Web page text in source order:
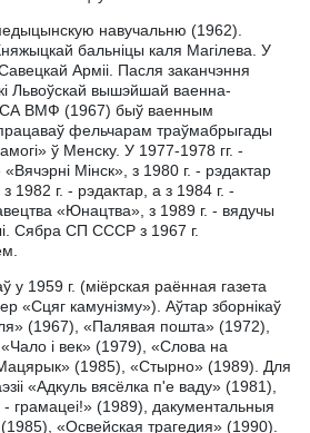
навучальню (1962).
бальніцы каля Магілева. У
Арміі. Пасля заканчэння
Львоўскай вышэйшай ваенна-
СА ВМФ (1967) быў ваенным
фельчарам траўмабрыгады
ў Менску. У 1977-1978 гг. -
Мінск», з 1980 г. - рэдактар
1982 г. - рэдактар, а з 1984 г. -
«Юнацтва», з 1989 г. - вядучы
Сябра СП СССР з 1967 г.
1959 г. (міёрская раённая газета
«Сцяг камунізму»). Аўтар зборнікаў
(1967), «Палявая пошта» (1972),
і век» (1979), «Слова на
(1985), «Стырно» (1989). Для
«Адкуль вясёлка п'е ваду» (1981),
(1989), дакументальныя
«Освейская трагедия» (1990).